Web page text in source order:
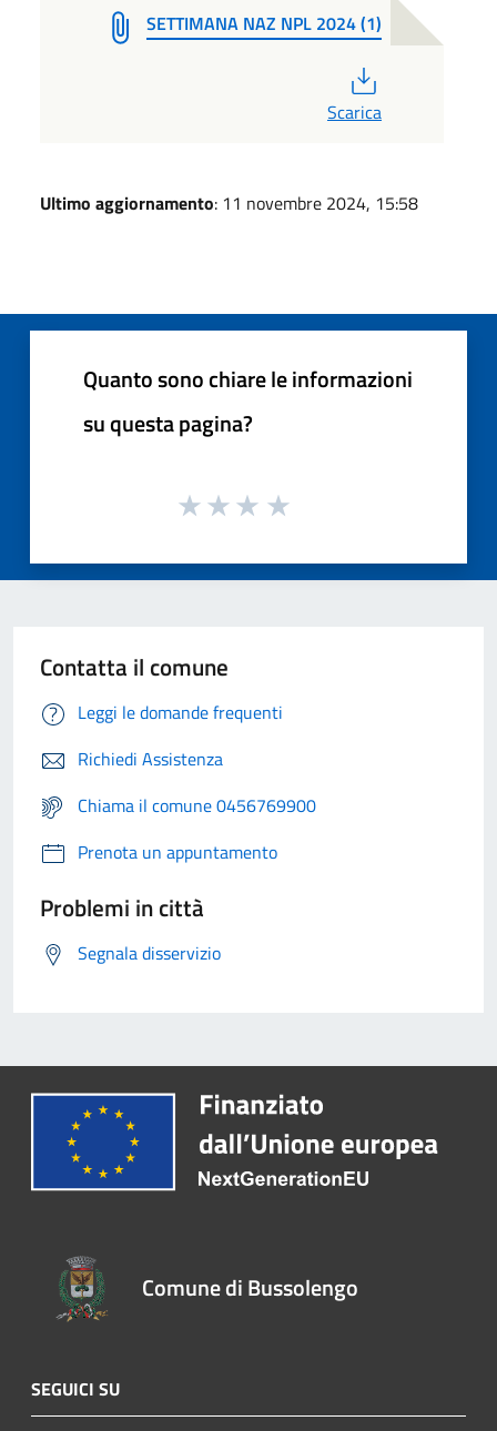
SETTIMANA NAZ NPL 2024 (1)
Scarica
Ultimo aggiornamento: 11 novembre 2024, 15:58
Quanto sono chiare le informazioni
su questa pagina?
Contatta il comune
Leggi le domande frequenti
Richiedi Assistenza
Chiama il comune 0456769900
Prenota un appuntamento
Problemi in città
Segnala disservizio
Comune di Bussolengo
SEGUICI SU